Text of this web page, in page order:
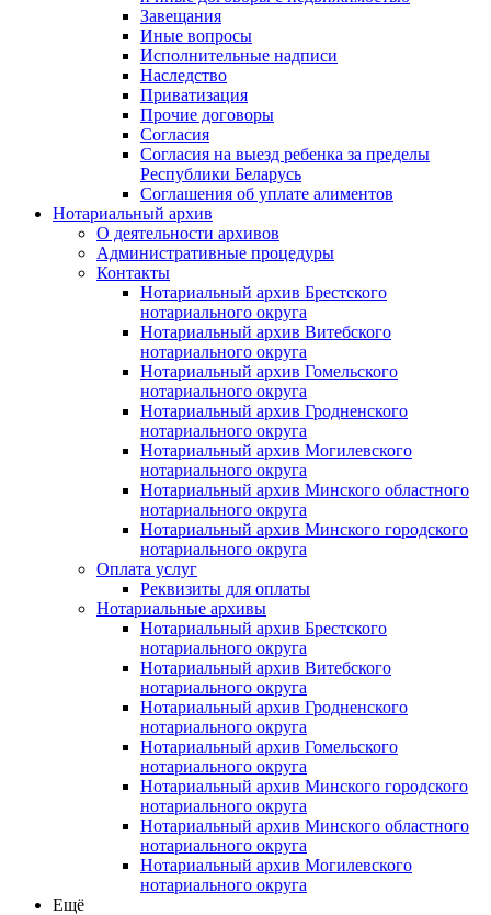
Завещания
Иные вопросы
Исполнительные надписи
Наследство
Приватизация
Прочие договоры
Согласия
Согласия на выезд ребенка за пределы
Республики Беларусь
Соглашения об уплате алиментов
Нотариальный архив
О деятельности архивов
Административные процедуры
Контакты
Нотариальный архив Брестского
нотариального округа
Нотариальный архив Витебского
нотариального округа
Нотариальный архив Гомельского
нотариального округа
Нотариальный архив Гродненского
нотариального округа
Нотариальный архив Могилевского
нотариального округа
Нотариальный архив Минского областного
нотариального округа
Нотариальный архив Минского городского
нотариального округа
Оплата услуг
Реквизиты для оплаты
Нотариальные архивы
Нотариальный архив Брестского
нотариального округа
Нотариальный архив Витебского
нотариального округа
Нотариальный архив Гродненского
нотариального округа
Нотариальный архив Гомельского
нотариального округа
Нотариальный архив Минского городского
нотариального округа
Нотариальный архив Минского областного
нотариального округа
Нотариальный архив Могилевского
нотариального округа
Ещё